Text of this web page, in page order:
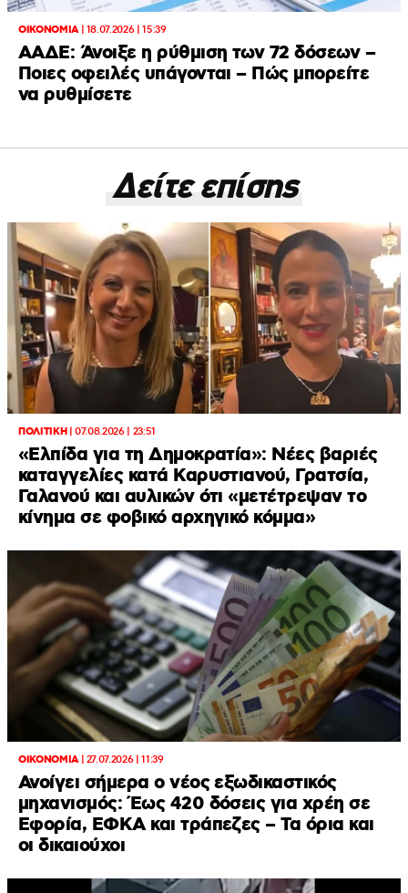
ΟΙΚΟΝΟΜΙΑ| 18.07.2026 | 15:39
ΑΑΔΕ: Άνοιξε η ρύθμιση των 72 δόσεων –
Ποιες οφειλές υπάγονται – Πώς μπορείτε
να ρυθμίσετε
Δείτε επίσης
ΠΟΛΙΤΙΚΗ|07.08.2026 | 23:51
«Ελπίδα για τη Δημοκρατία»: Νέες βαριές
καταγγελίες κατά Καρυστιανού, Γρατσία,
Γαλανού και αυλικών ότι «μετέτρεψαν το
κίνημα σε φοβικό αρχηγικό κόμμα»
ΟΙΚΟΝΟΜΙΑ| 27.07.2026 | 11:39
Ανοίγει σήμερα ο νέος εξωδικαστικός
μηχανισμός: Έως 420 δόσεις για χρέη σε
Εφορία, ΕΦΚΑ και τράπεζες – Τα όρια και
οι δικαιούχοι